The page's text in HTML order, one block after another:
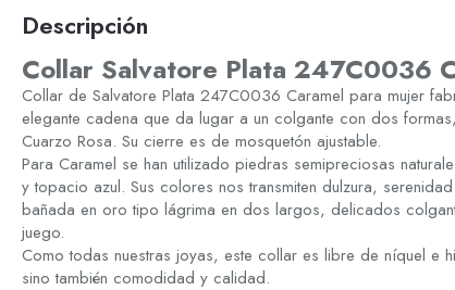
Descripción
Collar Salvatore Plata 247C0036
Collar de Salvatore Plata 247C0036 Caramel para mujer
elegante cadena que da lugar a un colgante con dos
Cuarzo Rosa. Su cierre es de mosquetón ajustable.
Para Caramel se han utilizado piedras semipreciosas
y topacio azul. Sus colores nos transmiten dulzura,
bañada en oro tipo lágrima en dos largos, delicados
juego.
Como todas nuestras joyas, este collar es libre de níquel e
sino también comodidad y calidad.